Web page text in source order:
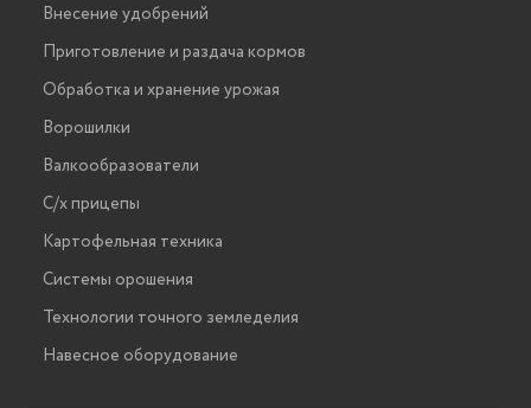
Внесение удобрений
Приготовление и раздача кормов
Обработка и хранение урожая
Ворошилки
Валкообразователи
С/х прицепы
Картофельная техника
Системы орошения
Технологии точного земледелия
Навесное оборудование